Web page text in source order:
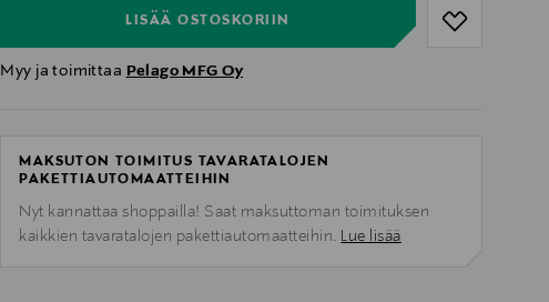
LISÄÄ OSTOSKORIIN
Myy ja toimittaa Pelago MFG Oy
MAKSUTON TOIMITUS TAVARATALOJEN
PAKETTIAUTOMAATTEIHIN
Nyt kannattaa shoppailla! Saat maksuttoman toimituksen
kaikkien tavaratalojen pakettiautomaatteihin. Lue lisää